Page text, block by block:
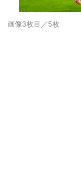
画像3枚目／5枚